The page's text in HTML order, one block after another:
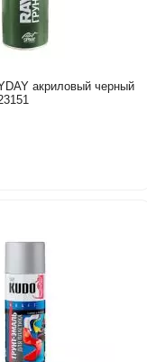
акриловый черный
RD-004 223151